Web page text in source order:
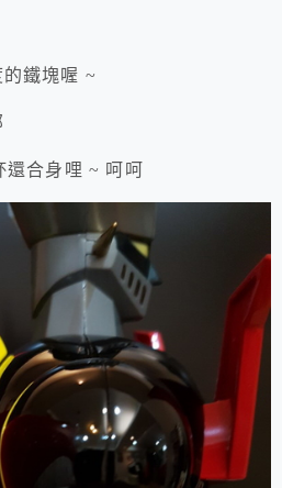
鐵塊喔 ~
還合身哩 ~ 呵呵